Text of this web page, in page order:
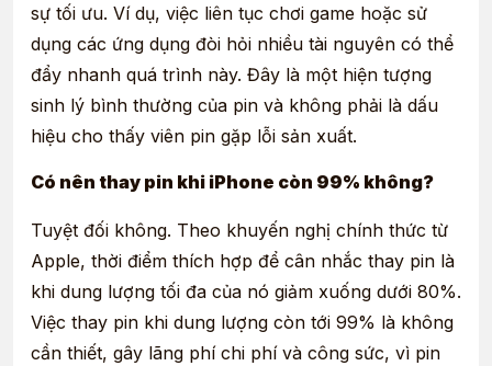
sự tối ưu. Ví dụ, việc liên tục chơi game hoặc sử
dụng các ứng dụng đòi hỏi nhiều tài nguyên có thể
đẩy nhanh quá trình này. Đây là một hiện tượng
sinh lý bình thường của pin và không phải là dấu
hiệu cho thấy viên pin gặp lỗi sản xuất.
Có nên thay pin khi iPhone còn 99% không?
Tuyệt đối không. Theo khuyến nghị chính thức từ
Apple, thời điểm thích hợp để cân nhắc thay pin là
khi dung lượng tối đa của nó giảm xuống dưới 80%.
Việc thay pin khi dung lượng còn tới 99% là không
cần thiết, gây lãng phí chi phí và công sức, vì pin